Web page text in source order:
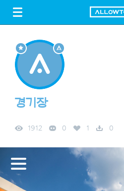
FREE DOWNLOAD
경기장
1912 0 1 0